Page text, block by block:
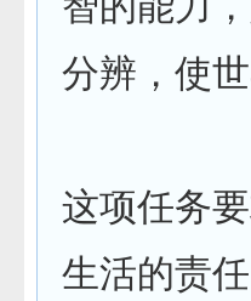
分辨，使
这项任务
生活的责